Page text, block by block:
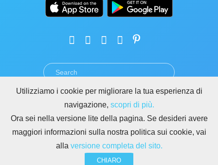
PRIVACY GDPR
ABUSO
REGOLE PER I SITI DI BITRIX24
Copyright © 2026 Bitrix24
Utilizziamo i cookie per migliorare la tua esperienza di
navigazione, scopri di più.
Ora sei nella versione lite della pagina. Se desideri avere
maggiori informazioni sulla nostra politica sui cookie, vai
alla versione completa del sito.
CHIARO